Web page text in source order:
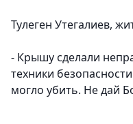
Тулеген Утегалиев,
- Крышу сделали
техники
могло убить. Не дай